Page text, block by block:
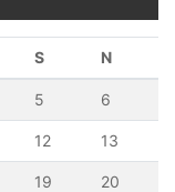
S N
5 6
12 13
19 20